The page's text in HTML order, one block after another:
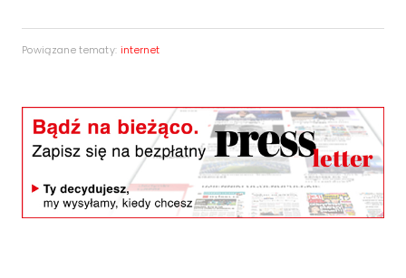
Powiązane tematy: internet